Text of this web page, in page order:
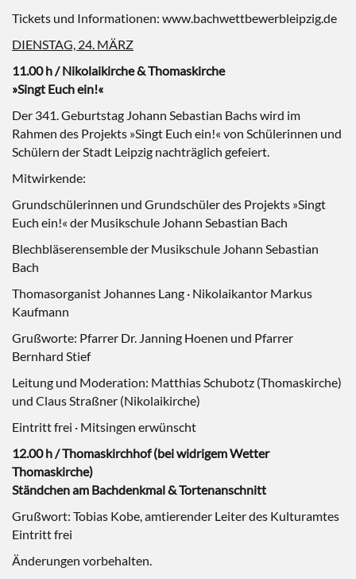
Tickets und Informationen: www.bachwettbewerbleipzig.de
DIENSTAG, 24. MÄRZ
11.00 h / Nikolaikirche & Thomaskirche
»Singt Euch ein!«
Der 341. Geburtstag Johann Sebastian Bachs wird im
Rahmen des Projekts »Singt Euch ein!« von Schülerinnen und
Schülern der Stadt Leipzig nachträglich gefeiert.
Mitwirkende:
Grundschülerinnen und Grundschüler des Projekts »Singt
Euch ein!« der Musikschule Johann Sebastian Bach
Blechbläserensemble der Musikschule Johann Sebastian
Bach
Thomasorganist Johannes Lang · Nikolaikantor Markus
Kaufmann
Grußworte: Pfarrer Dr. Janning Hoenen und Pfarrer
Bernhard Stief
Leitung und Moderation: Matthias Schubotz (Thomaskirche)
und Claus Straßner (Nikolaikirche)
Eintritt frei · Mitsingen erwünscht
12.00 h / Thomaskirchhof (bei widrigem Wetter
Thomaskirche)
Ständchen am Bachdenkmal & Tortenanschnitt
Grußwort: Tobias Kobe, amtierender Leiter des Kulturamtes
Eintritt frei
Änderungen vorbehalten.